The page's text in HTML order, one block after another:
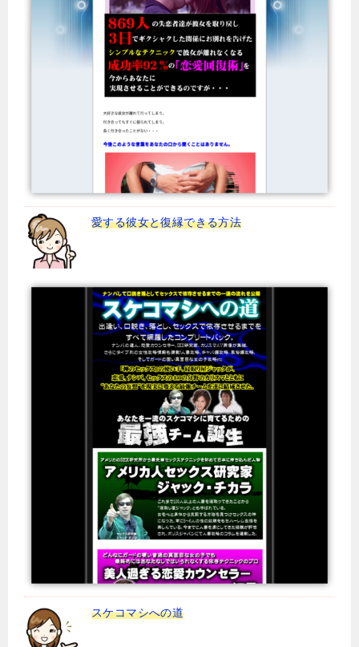
愛する彼女と復縁できる方法
スケコマシへの道